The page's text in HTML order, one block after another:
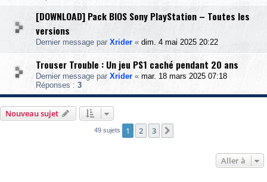
[DOWNLOAD] Pack BIOS Sony PlayStation – Toutes les
versions
Dernier message par Xrider « dim. 4 mai 2025 20:22
Trouser Trouble : Un jeu PS1 caché pendant 20 ans
Dernier message par Xrider « mar. 18 mars 2025 07:18
Réponses : 3
Nouveau sujet
49 sujets 1 2 3
Aller à